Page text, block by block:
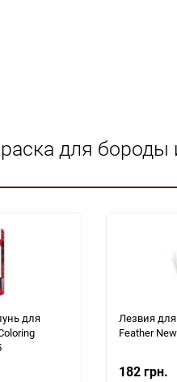
для
для
Лезвия
Feather
182 грн.